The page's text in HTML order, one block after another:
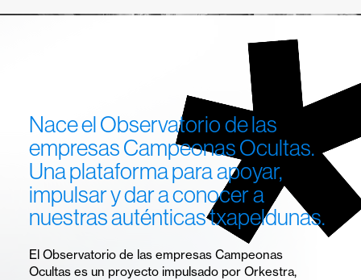
Campeonas
observatorio
de
investigación
centrado
NaceelObservatoriodelas
empresas CampeonasOcultas.
Unaplataformaparaapoyar,
impulsar y daraconocera
nuestras auténticas txapeldunas.
El Observatorio de las empresas Campeonas
Ocultas es un proyecto impulsado por Orkestra,